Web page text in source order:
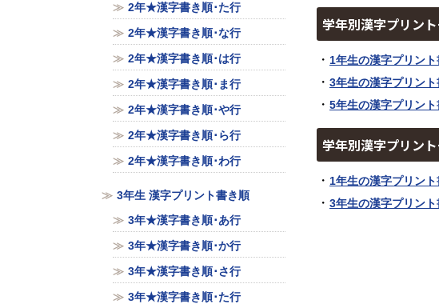
学年別漢字プリン
1年生の漢字プリン
3年生の漢字プリン
5年生の漢字プリン
学年別漢字プリン
1年生の漢字プリン
3年生の漢字プリン
2年★漢字書き順･た行
2年★漢字書き順･な行
2年★漢字書き順･は行
2年★漢字書き順･ま行
2年★漢字書き順･や行
2年★漢字書き順･ら行
2年★漢字書き順･わ行
3年生 漢字プリント書き順
3年★漢字書き順･あ行
3年★漢字書き順･か行
3年★漢字書き順･さ行
3年★漢字書き順･た行